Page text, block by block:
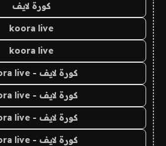
كورة لايف
koora live
koora live
كورة لايف - koora live
كورة لايف - koora live
كورة لايف - koora live
كورة لايف - koora live